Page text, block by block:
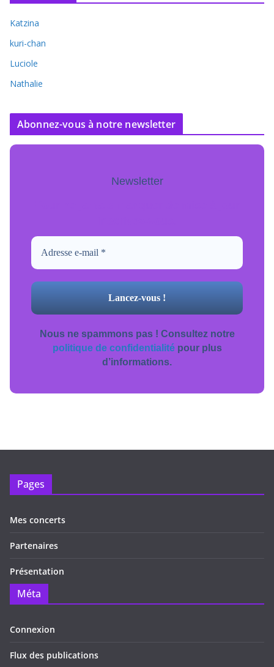
Katzina
kuri-chan
Luciole
Nathalie
Abonnez-vous à notre newsletter
Newsletter
Nous ne spammons pas ! Consultez notre
politique de confidentialitépour plus
d’informations.
Pages
Mes concerts
Partenaires
Présentation
Méta
Connexion
Flux des publications